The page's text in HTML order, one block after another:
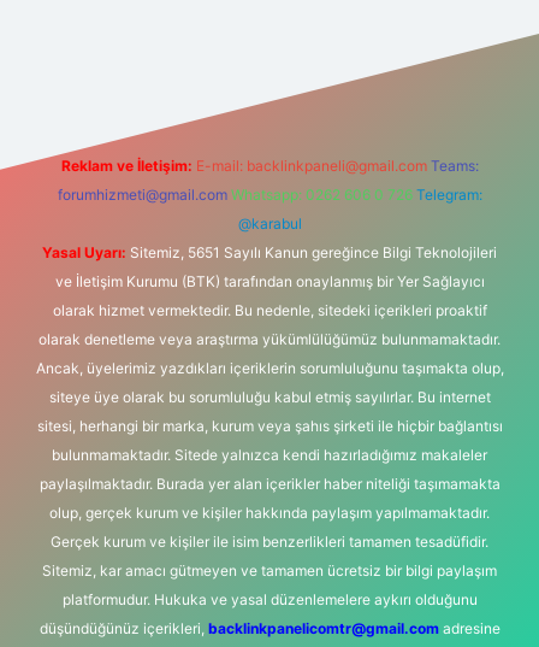
Reklam ve İletişim: E-mail: backlinkpaneli@gmail.com Teams:
forumhizmeti@gmail.com Whatsapp: 0262 606 0 726 Telegram:
@karabul
Yasal Uyarı: Sitemiz, 5651 Sayılı Kanun gereğince Bilgi Teknolojileri
ve İletişim Kurumu (BTK) tarafından onaylanmış bir Yer Sağlayıcı
olarak hizmet vermektedir. Bu nedenle, sitedeki içerikleri proaktif
olarak denetleme veya araştırma yükümlülüğümüz bulunmamaktadır.
Ancak, üyelerimiz yazdıkları içeriklerin sorumluluğunu taşımakta olup,
siteye üye olarak bu sorumluluğu kabul etmiş sayılırlar. Bu internet
sitesi, herhangi bir marka, kurum veya şahıs şirketi ile hiçbir bağlantısı
bulunmamaktadır. Sitede yalnızca kendi hazırladığımız makaleler
paylaşılmaktadır. Burada yer alan içerikler haber niteliği taşımamakta
olup, gerçek kurum ve kişiler hakkında paylaşım yapılmamaktadır.
Gerçek kurum ve kişiler ile isim benzerlikleri tamamen tesadüfidir.
Sitemiz, kar amacı gütmeyen ve tamamen ücretsiz bir bilgi paylaşım
platformudur. Hukuka ve yasal düzenlemelere aykırı olduğunu
düşündüğünüz içerikleri, backlinkpanelicomtr@gmail.comadresine